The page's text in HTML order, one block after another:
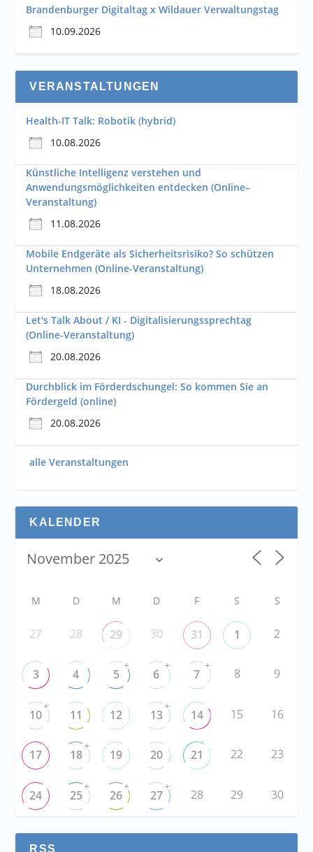
Brandenburger Digitaltag x Wildauer Verwaltungstag
10.09.2026
VERANSTALTUNGEN
Health-IT Talk: Robotik (hybrid)
10.08.2026
Künstliche Intelligenz verstehen und
Anwendungsmöglichkeiten entdecken (Online–
Veranstaltung)
11.08.2026
Mobile Endgeräte als Sicherheitsrisiko? So schützen
Unternehmen (Online-Veranstaltung)
18.08.2026
Let's Talk About / KI - Digitalisierungssprechtag
(Online-Veranstaltung)
20.08.2026
Durchblick im Förderdschungel: So kommen Sie an
Fördergeld (online)
20.08.2026
alle Veranstaltungen
KALENDER
M D M D F S S
27 28 29 30 31 1 2
3 4 5
+
6
+
7
+
8 9
10
+
11 12 13
+
14 15 16
17 18
+
19 20 21 22 23
24 25
+
26
+
27
+
28 29 30
RSS